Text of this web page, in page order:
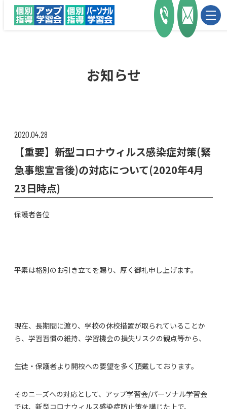
お知らせ
2020.04.28
【重要】新型コロナウィルス感染症対策(緊
急事態宣言後)の対応について(2020年4月
23日時点)
保護者各位
平素は格別のお引き立てを賜り、厚く御礼申し上げます。
現在、長期間に渡り、学校の休校措置が取られていることか
ら、学習習慣の維持、学習機会の損失リスクの観点等から、
生徒・保護者より開校への要望を多く頂戴しております。
そのニーズへの対応として、アップ学習会/パーソナル学習会
では、新型コロナウィルス感染症防止策を講じた上で、